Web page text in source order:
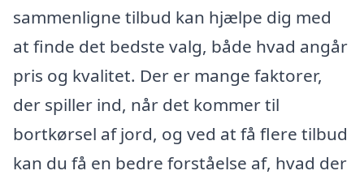
sammenligne tilbud kan hjælpe dig med
at finde det bedste valg, både hvad angår
pris og kvalitet. Der er mange faktorer,
der spiller ind, når det kommer til
bortkørsel af jord, og ved at få flere tilbud
kan du få en bedre forståelse af, hvad der